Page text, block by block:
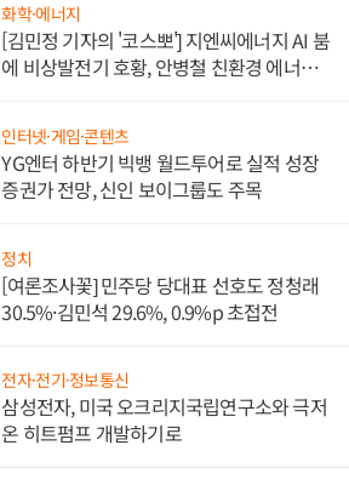
화학·에너지
[김민정 기자의 '코스뽀'] 지엔씨에너지 AI 붐
에 비상발전기 호황, 안병철 친환경 에너지
인터넷·게임·콘텐츠
YG엔터 하반기 빅뱅 월드투어로 실적 성장
증권가 전망, 신인 보이그룹도 주목
정치
[여론조사꽃] 민주당 당대표 선호도 정청래
30.5%·김민석 29.6%, 0.9%p 초접전
전자·전기·정보통신
삼성전자, 미국 오크리지국립연구소와 극저
온 히트펌프 개발하기로